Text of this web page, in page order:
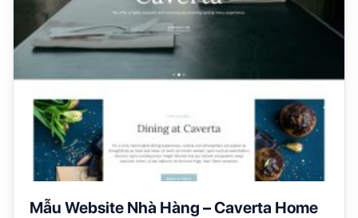
Mẫu Website Nhà Hàng – Caverta Home